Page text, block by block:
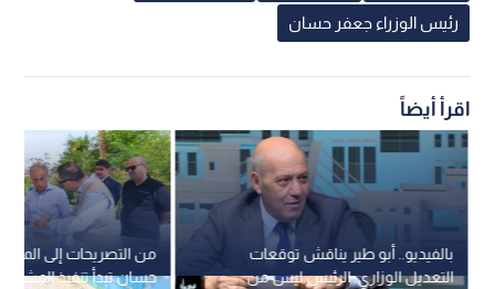
رئيس الوزراء جعفر حسان
اقرأ أيضاً
من التصريحات إلى
حسان تبدأ تنفيذ
بالفيديو.. أبو طير يناقش توقعات
التعديل الوزاري: الرئيس ليس من